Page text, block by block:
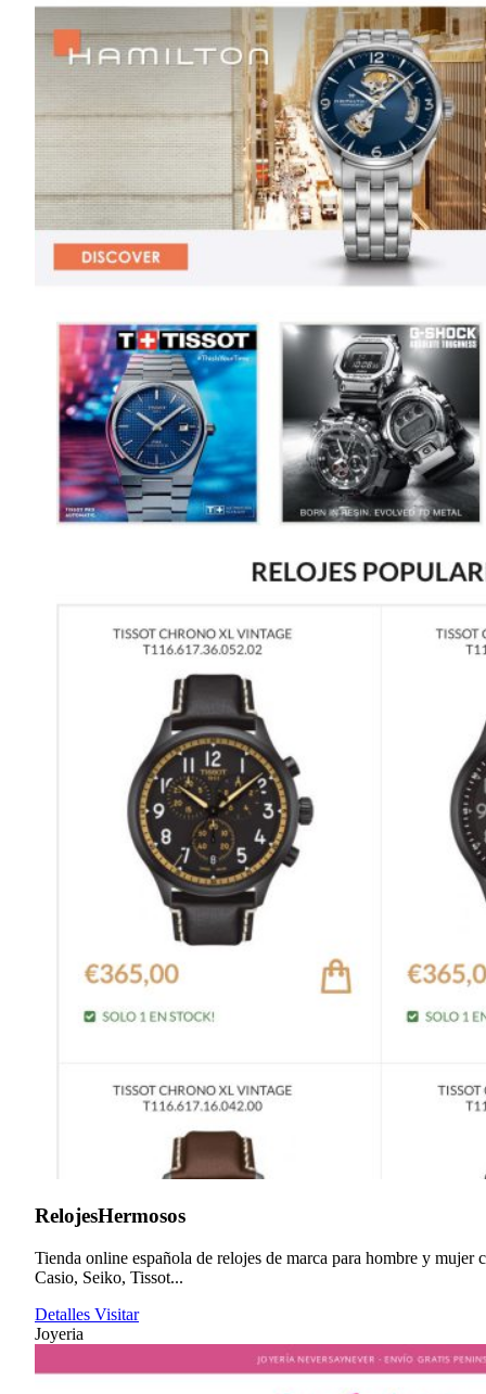
RelojesHermosos
Tienda online española de relojes de marca para hombre y mujer
Casio, Seiko, Tissot...
Detalles Visitar
Joyeria